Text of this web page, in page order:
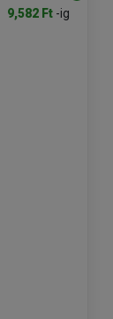
9,582 Ft -ig